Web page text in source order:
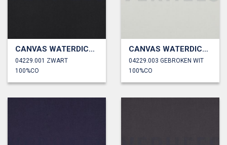
CANVAS WATERDICHT
04229.001 ZWART
100%CO
CANVAS WATERDICHT
04229.003 GEBROKEN WIT
100%CO